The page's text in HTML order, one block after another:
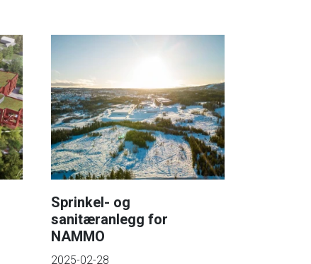
Sprinkel- og
sanitæranlegg for
NAMMO
2025-02-28